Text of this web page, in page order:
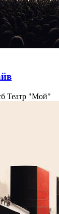
Театр "Мой"